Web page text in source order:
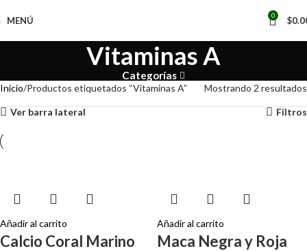
MENÚ 0 $
Vitaminas A
Categorías
Inicio Productos etiquetados “Vitaminas A” Mostrando 2 resultados
Ver barra lateral Filtros
Añadir al carrito
Calcio Coral Marino
Añadir al carrito
Maca Negra y Roja